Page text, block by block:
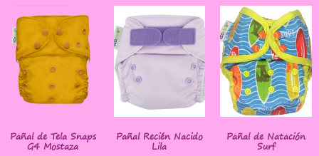
Pañal de Tela Snaps
G4 Mostaza
Pañal Recién Nacido
Lila
Pañal de Natación
Surf